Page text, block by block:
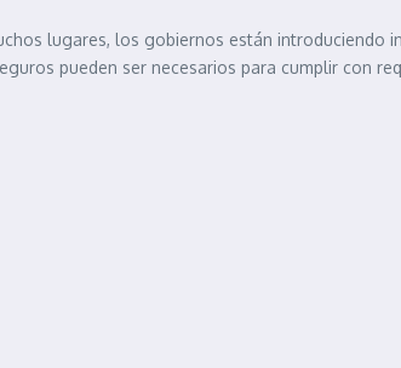
lugares, los gobiernos están introduciendo
pueden ser necesarios para cumplir con